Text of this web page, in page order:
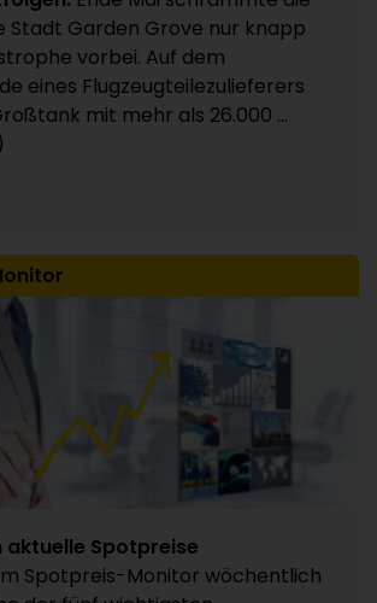
an Investor Apax
Werke betroffen
30.07.2026
Stadt Garden Grove nur knapp
vorbei. Auf dem
eines Flugzeugteilezulieferers
mit mehr als 26.000 ...
Spotpreise
Spotpreis-Monitor wöchentlich